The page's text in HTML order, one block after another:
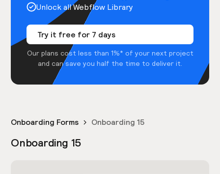
Unlock all Webflow Library
Try it free for 7 days
Our plans cost less than 1%* of your next project
and can save you half the time to deliver it.
Onboarding Forms Onboarding 15
Onboarding 15